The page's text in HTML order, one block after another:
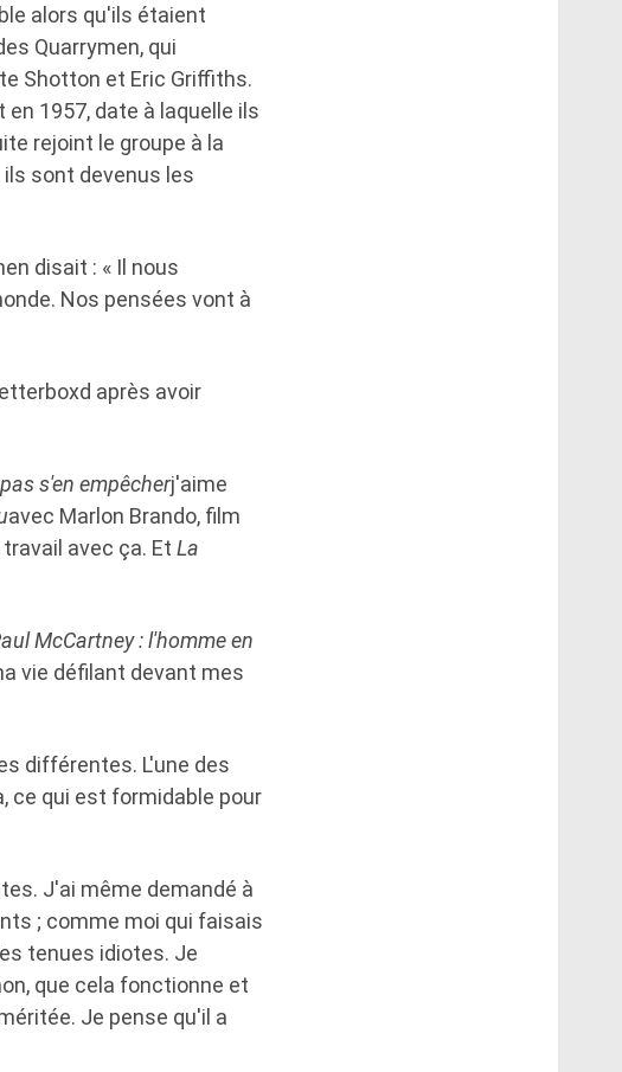
alors qu'ils étaient
Quarrymen, qui
Shotton et Eric Griffiths.
1957, date à laquelle ils
rejoint le groupe à la
sont devenus les
disait : « Il nous
Nos pensées vont à
après avoir
s'en empêcherj'aime
avec Marlon Brando, film
avec ça. Et La
McCartney : l'homme en
vie défilant devant mes
différentes. L'une des
ce qui est formidable pour
J'ai même demandé à
; comme moi qui faisais
tenues idiotes. Je
que cela fonctionne et
Je pense qu'il a